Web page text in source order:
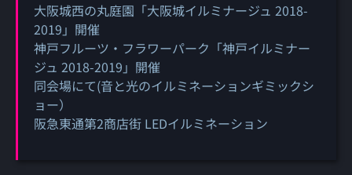
大阪城西の丸庭園「大阪城イルミナージュ 2018-
2019」開催
神戸フルーツ・フラワーパーク「神戸イルミナー
ジュ 2018-2019」開催
同会場にて(音と光のイルミネーションギミックシ
ョー）
阪急東通第2商店街 LEDイルミネーション